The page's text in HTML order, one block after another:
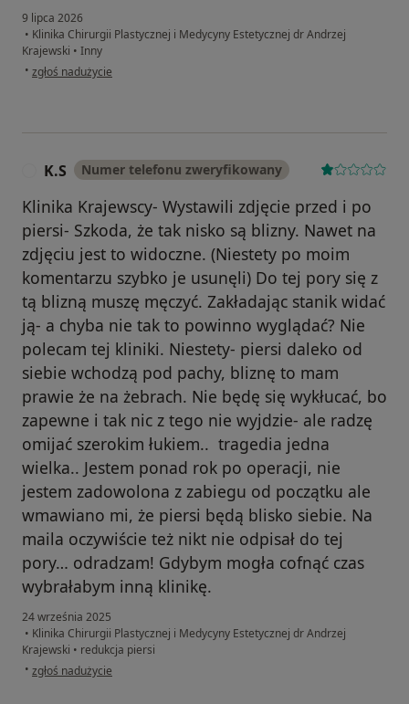
9 lipca 2026
• Klinika Chirurgii Plastycznej i Medycyny Estetycznej dr Andrzej
Krajewski • Inny
• w opinii użytkownika Kaja
zgłoś nadużycie
K.S Numer telefonu zweryfikowany
Klinika Krajewscy- Wystawili zdjęcie przed i po
piersi- Szkoda, że tak nisko są blizny. Nawet na
zdjęciu jest to widoczne. (Niestety po moim
komentarzu szybko je usunęli) Do tej pory się z
tą blizną muszę męczyć. Zakładając stanik widać
ją- a chyba nie tak to powinno wyglądać? Nie
polecam tej kliniki. Niestety- piersi daleko od
siebie wchodzą pod pachy, bliznę to mam
prawie że na żebrach. Nie będę się wykłucać, bo
zapewne i tak nic z tego nie wyjdzie- ale radzę
omijać szerokim łukiem.. ‍ tragedia jedna
wielka.. Jestem ponad rok po operacji, nie
jestem zadowolona z zabiegu od początku ale
wmawiano mi, że piersi będą blisko siebie. Na
maila oczywiście też nikt nie odpisał do tej
pory… odradzam! Gdybym mogła cofnąć czas
wybrałabym inną klinikę.
24 września 2025
• Klinika Chirurgii Plastycznej i Medycyny Estetycznej dr Andrzej
Krajewski • redukcja piersi
• w opinii użytkownika K.S
zgłoś nadużycie